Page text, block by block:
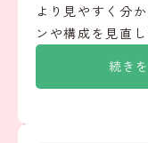
続き
より見やすく分
ンや構成を見直